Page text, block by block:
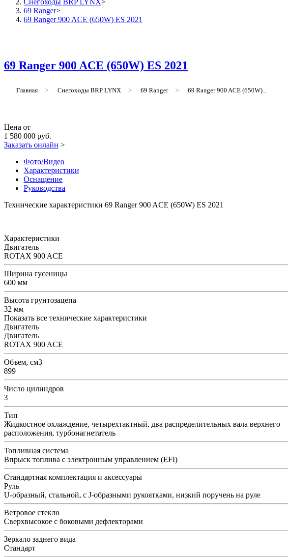
69 Ranger>
69 Ranger 900 ACE (650W) ES 2021
69 Ranger 900 ACE (650W) ES 2021
Главная > Снегоходы BRP LYNX > 69 Ranger > 69 Ranger 900 ACE (650W)...
Цена от
1 580 000 руб.
Заказать онлайн >
Фото/Видео
Характеристики
Оснащение
Руководства
Технические характеристики 69 Ranger 900 ACE (650W) ES 2021
Характеристики
Двигатель
ROTAX 900 ACE
Ширина гусеницы
600 мм
Высота грунтозацепа
32 мм
Показать все технические характеристики
Двигатель
Двигатель
ROTAX 900 ACE
Объем, см3
899
Число цилиндров
3
Тип
Жидкостное охлаждение, четырехтактный, два распределительных вала верхнего
расположения, турбонагнетатель
Топливная система
Впрыск топлива с электронным управлением (EFI)
Стандартная комплектация и аксессуары
Руль
U-образный, стальной, с J-образными рукоятками, низкий поручень на руле
Ветровое стекло
Сверхвысокое с боковыми дефлекторами
Зеркало заднего вида
Стандарт